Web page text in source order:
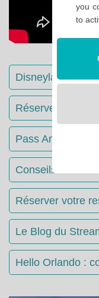
Disneyland
Réserver votre
Pass Annuels
Conseils &
Réserver votre
Le Blog du
Hello Orlando :
you
to